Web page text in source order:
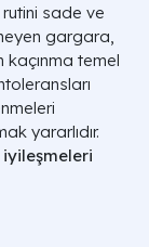
sade ve
gargara,
temel
yararlıdır.